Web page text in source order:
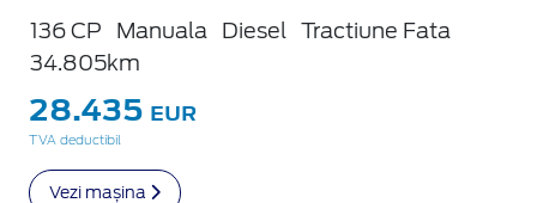
136 CP Manuala Diesel
Tractiune Fata
34.805km
28.435 EUR
TVA deductibil
Vezi mașina